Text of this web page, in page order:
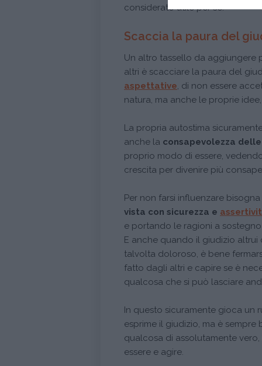
considerato utile per sé.
Scaccia la paura del
Un altro tassello da aggiungere
altri è scacciare la paura del
aspettative, di non essere
natura, ma anche le proprie
La propria autostima
anche la consapevolezza
proprio modo di essere,
crescita per divenire più
Per non farsi influenzare
vista con sicurezza e
e portando le ragioni a
E anche quando il giudizio
talvolta doloroso, è bene
fatto dagli altri e capire se è
qualcosa che si può lasciare
In questo sicuramente gioca un
esprime il giudizio, ma è
qualcosa di assolutamente
essere e agire.